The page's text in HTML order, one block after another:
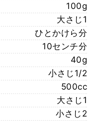
100g
大さじ1
ひとかけら分
10センチ分
40g
小さじ1/2
500cc
大さじ1
小さじ2